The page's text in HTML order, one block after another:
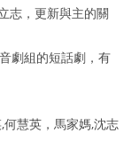
志，更新與主的關
劇組的短話劇，有
慧英，馬家媽,沈志